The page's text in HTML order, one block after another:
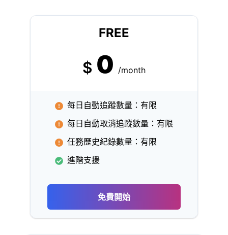
FREE
$ 0 /month
每日自動追蹤數量：有限
每日自動取消追蹤數量：有限
任務歷史紀錄數量：有限
進階支援
免費開始